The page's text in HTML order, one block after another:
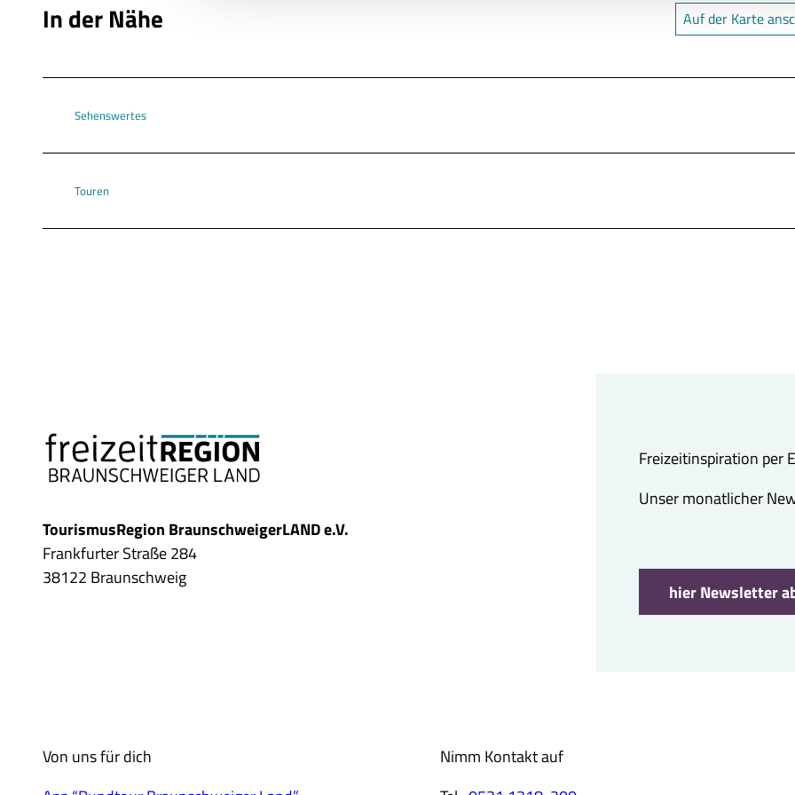
u
In der Nähe Auf der Karte
Sehenswertes
Touren
TourismusRegion BraunschweigerLAND e.V.
Frankfurter Straße 284
38122 Braunschweig
Freizeitinspiration per
Unser monatlicher
hier Newsletter
Von uns für dich
Nimm Kontakt auf